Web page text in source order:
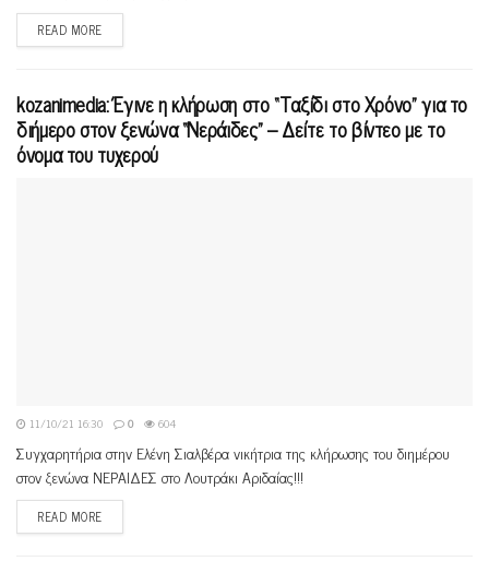
READ MORE
kozanimedia: Έγινε η κλήρωση στο “Ταξίδι στο Χρόνο” για το
διήμερο στον ξενώνα “Νεράιδες” – Δείτε το βίντεο με το
όνομα του τυχερού
11/10/21 16:30 0 604
Συγχαρητήρια στην Ελένη Σιαλβέρα νικήτρια της κλήρωσης του διημέρου
στον ξενώνα ΝΕΡΑΙΔΕΣ στο Λουτράκι Αριδαίας!!!
READ MORE